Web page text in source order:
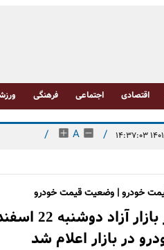
اقتصادی اجتماعی فرهنگی
/
A
/
خودرو | وضعیت قیمت خودرو
در بازار اعلام شد